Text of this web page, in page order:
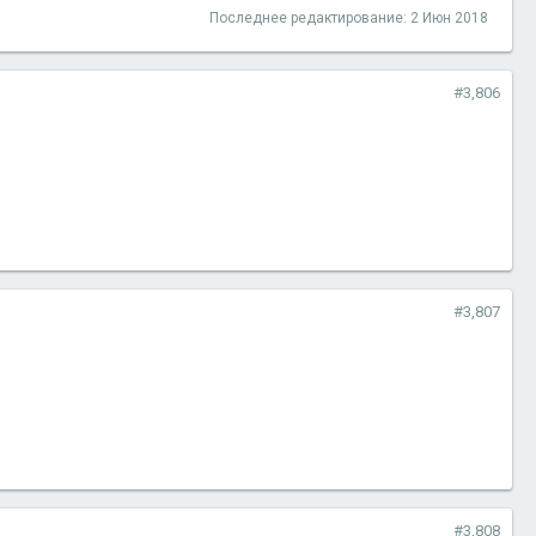
Последнее редактирование: 2 Июн 2018
#3,806
#3,807
#3,808